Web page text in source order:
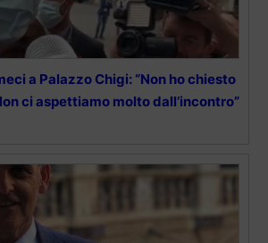
a Palazzo Chigi: “Non ho chiesto
ci aspettiamo molto dall’incontro”